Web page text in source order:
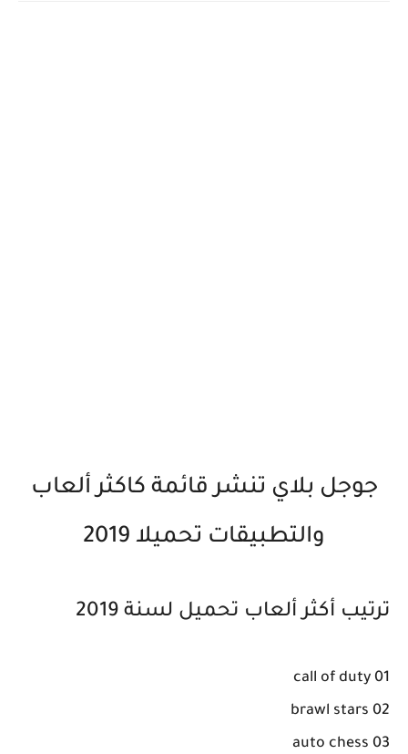
جوجل بلاي تنشر قائمة كاكثر ألعاب
والتطبيقات تحميلا 2019
ترتيب أكثر ألعاب تحميل لسنة 2019
01 call of duty
02 brawl stars
03 auto chess